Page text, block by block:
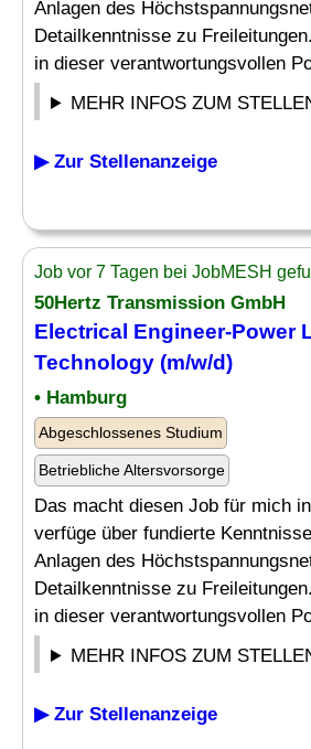
Anlagen des
Detailkenntnisse zu
in dieser verantwortungsvollen
MEHR INFOS ZUM
▶ Zur Stellenanzeige
Job vor 7 Tagen bei JobMESH
50Hertz Transmission GmbH
Electrical Engineer-Power
Technology (m/w/d)
• Hamburg
Abgeschlossenes Studium
Betriebliche Altersvorsorge
Das macht diesen Job für mich
verfüge über fundierte
Anlagen des
Detailkenntnisse zu
in dieser verantwortungsvollen
MEHR INFOS ZUM
▶ Zur Stellenanzeige